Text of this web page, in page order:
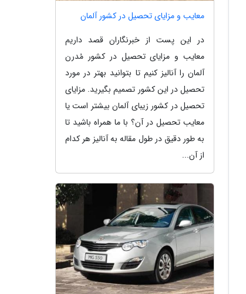
معایب و مزایای تحصیل در کشور آلمان
در این پست از خبرنگاران قصد داریم
معایب و مزایای تحصیل در کشور مُدرن
آلمان را آنالیز کنیم تا بتوانید بهتر در مورد
تحصیل در این کشور تصمیم بگیرید. مزایای
تحصیل در کشور زیبای آلمان بیشتر است یا
معایب تحصیل در آن؟ با ما همراه باشید تا
به طور دقیق در طول مقاله به آنالیز هر کدام
از آن...